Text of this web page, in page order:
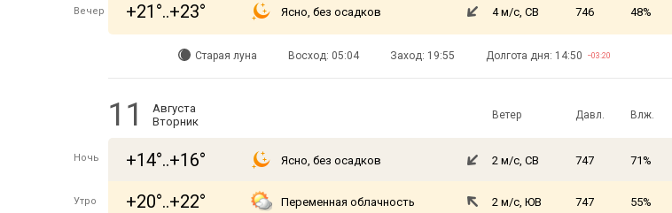
Вечер +21°..+23° Ясно, без осадков 4 м/с, СВ 746 48%
Старая луна Восход: 05:04 Заход: 19:55 Долгота дня: 14:50 −03:20
11
Августа
Вторник
Ветер Давл. Влж.
Ночь +14°..+16° Ясно, без осадков 2 м/с, СВ 747 71%
Утро +20°..+22° Переменная облачность 2 м/с, ЮВ 747 55%